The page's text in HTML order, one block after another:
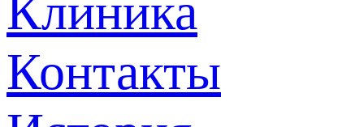
Клиника
Контакты